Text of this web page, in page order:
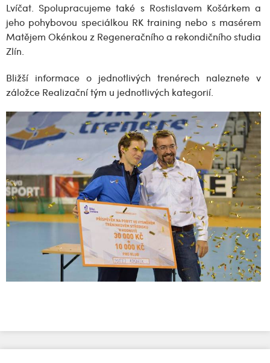
Lvíčat. Spolupracujeme také s Rostislavem Košárkem a
jeho pohybovou speciálkou RK training nebo s masérem
Matějem Okénkou z Regeneračního a rekondičního studia
Zlín.
Bližší informace o jednotlivých trenérech naleznete v
záložce Realizační tým u jednotlivých kategorií.